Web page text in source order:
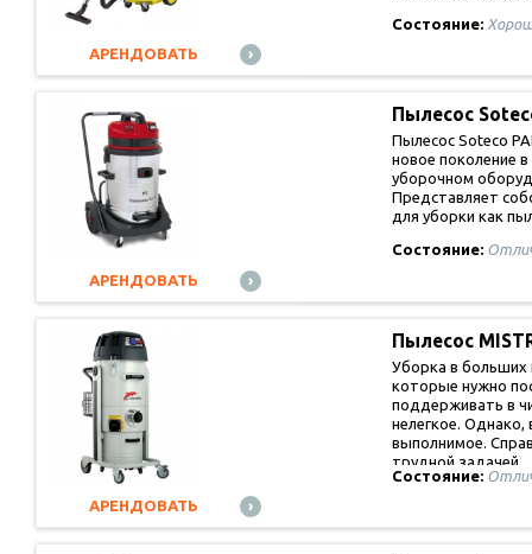
Состояние:
АРЕНДОВАТЬ
Пылесос
Пылесос Soteco
новое поколение
уборочном
Представляет
для уборки как
Состояние:
АРЕНДОВАТЬ
Пылесос
Уборка в больших
которые нужно
поддерживать в
нелегкое. Однако,
выполнимое.
трудной
Состояние:
АРЕНДОВАТЬ